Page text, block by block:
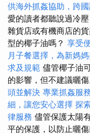
供海外抓姦協助，跨
愛的讀者都聽說過冷
雜貨店或有機商店的
型的椰子油嗎？ 享受
月子餐選擇，為新媽
求及規範 儘管椰子油
的影響，但不建議曬傷
頭並解決 專業抓姦服
細，讓您安心選擇 探
律服務 儘管保護太陽
平的保護，以防止曬